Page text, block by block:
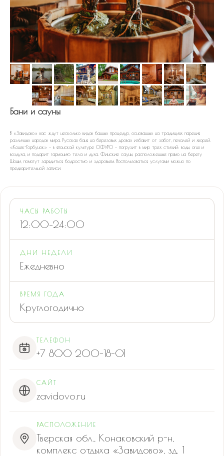
Бани и сауны
В «Завидово» вас ждут несколько видов банных процедур, основанных на традициях парения
различных народов мира. Русская баня на березовых дровах избавит от забот, печалей и хворей.
«Конек-Горбунок» – в японской культуре ОФУРО – погрузит в мир трех стихий: воды, огня и
воздуха, и подарит гармонию тела и духа. Финские сауны, расположенные прямо на берегу
Шоши, помогут зарядиться бодростью и здоровьем. Воспользоваться услугами можно по
предварительной записи.
ЧАСЫ РАБОТЫ
12:00–24:00
ДНИ НЕДЕЛИ
Ежедневно
ВРЕМЯ ГОДА
Круглогодично
ТЕЛЕФОН
+7 800 200-18-01
САЙТ
zavidovo.ru
РАСПОЛОЖЕНИЕ
Тверская обл., Конаковский р-н,
комплекс отдыха «Завидово», зд. 1